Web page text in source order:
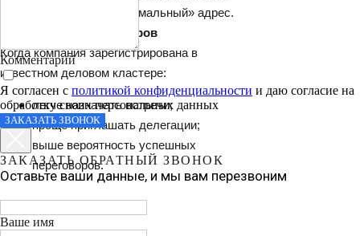
убедительнее, чем «формальный» адрес.
3. Упрощение переговоров
Когда компания зарегистрирована в
известном деловом кластере:
легче назначать встречи;
проще приглашать делегации;
выше вероятность успешных
переговоров.
Комментарий
Я согласен с политикой конфиденциальности и даю согласие на
обработку своих персональных данных
ЗАКАЗАТЬ ЗВОНОК
ЗАКАЗАТЬ ОБРАТНЫЙ ЗВОНОК
Оставьте ваши данные, и мы вам перезвоним
Ваше имя